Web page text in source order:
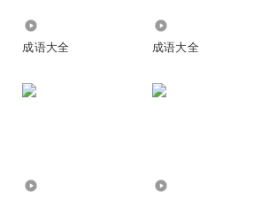
成语大全 成语大全